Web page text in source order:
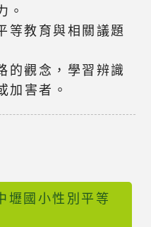
。
等教育與相關議題
的觀念，學習辨識
加害者。
壢國小性別平等